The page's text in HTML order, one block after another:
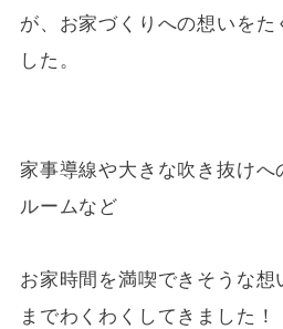
が、お家づくりへの想いをた
した。
家事導線や大きな吹き抜け
ルームなど
お家時間を満喫できそうな
までわくわくしてきました！